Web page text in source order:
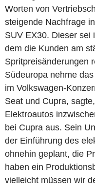
Worten von
steigende Nachfrage
SUV EX30. Dieser sei
dem die Kunden am
Spritpreisänderungen
Südeuropa nehme
im Volkswagen-
Seat und Cupra,
Elektroautos
bei Cupra aus. Sein
der Einführung des
ohnehin geplant, die
haben ein
vielleicht müssen wir